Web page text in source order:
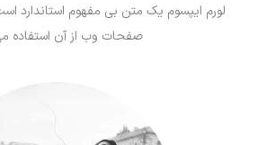
لورم ايپسوم يک متن بی مفهوم استاندارد
صفحات وب از آن استفاده